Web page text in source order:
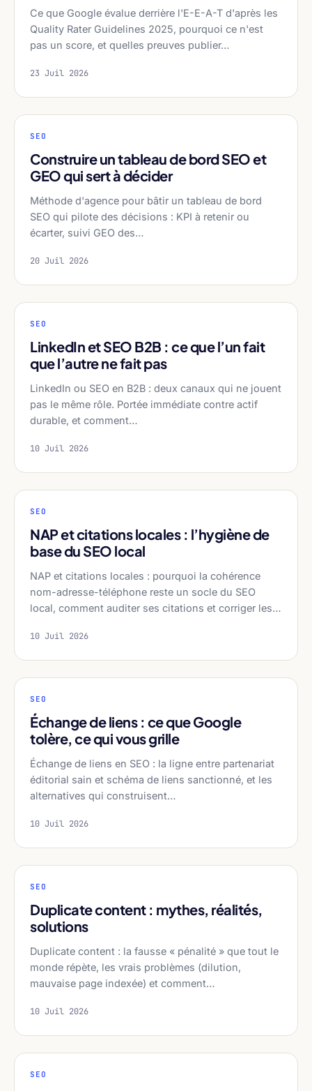
Ce que Google évalue derrière l'E-E-A-T d'après les
Quality Rater Guidelines 2025, pourquoi ce n'est
pas un score, et quelles preuves publier…
23 Juil 2026
SEO
Construire un tableau de bord SEO et
GEO qui sert à décider
Méthode d'agence pour bâtir un tableau de bord
SEO qui pilote des décisions : KPI à retenir ou
écarter, suivi GEO des…
20 Juil 2026
SEO
LinkedIn et SEO B2B : ce que l’un fait
que l’autre ne fait pas
LinkedIn ou SEO en B2B : deux canaux qui ne jouent
pas le même rôle. Portée immédiate contre actif
durable, et comment…
10 Juil 2026
SEO
NAP et citations locales : l’hygiène de
base du SEO local
NAP et citations locales : pourquoi la cohérence
nom-adresse-téléphone reste un socle du SEO
local, comment auditer ses citations et corriger les…
10 Juil 2026
SEO
Échange de liens : ce que Google
tolère, ce qui vous grille
Échange de liens en SEO : la ligne entre partenariat
éditorial sain et schéma de liens sanctionné, et les
alternatives qui construisent…
10 Juil 2026
SEO
Duplicate content : mythes, réalités,
solutions
Duplicate content : la fausse « pénalité » que tout le
monde répète, les vrais problèmes (dilution,
mauvaise page indexée) et comment…
10 Juil 2026
SEO